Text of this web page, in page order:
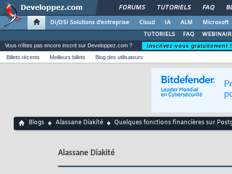
FORUMS TUTORIELS FAQ
DI/DSI Solutions d'entreprise Cloud IA ALM Microsoft
TUTORIELS
FAQ
Vous n'êtes pas encore inscrit sur Developpez.com ?
Inscrivez-vous gratuitement !
Billets récents
Meilleurs billets Blog des utilisateurs
Blogs Alassane Diakité Quelques fonctions financières sur
Alassane Diakité